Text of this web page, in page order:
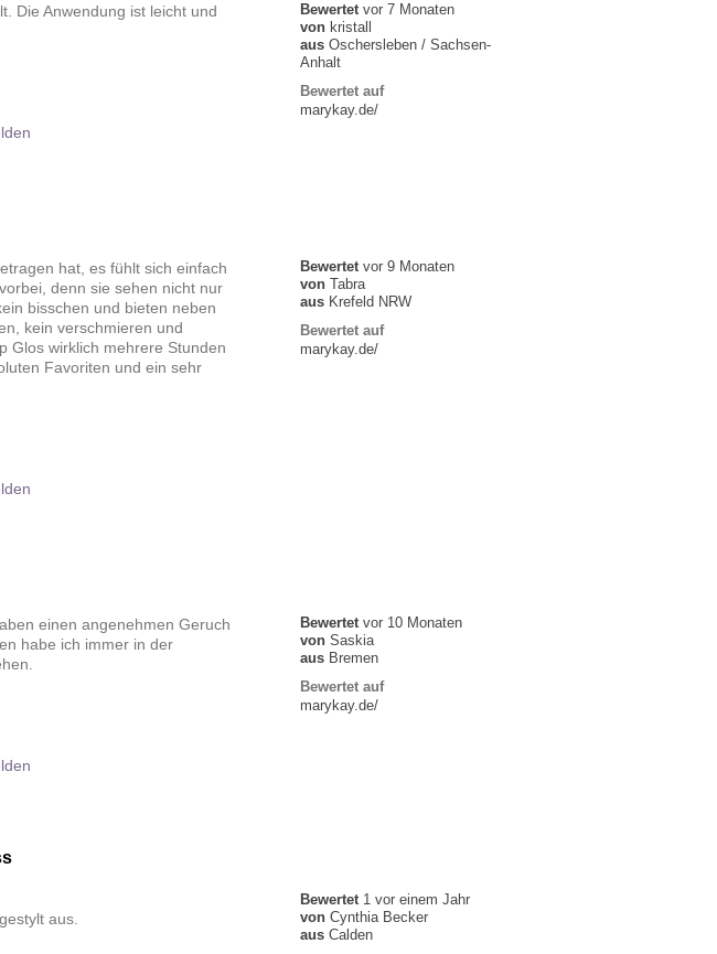
Bewertetvor 7 Monaten
von kristall
aus Oschersleben / Sachsen-
Anhalt
Bewertet auf
marykay.de/
Die Anwendung ist leicht und
Bewertetvor 9 Monaten
von Tabra
aus Krefeld NRW
Bewertet auf
marykay.de/
hat, es fühlt sich einfach
denn sie sehen nicht nur
bisschen und bieten neben
kein verschmieren und
Glos wirklich mehrere Stunden
Favoriten und ein sehr
Bewertetvor 10 Monaten
von Saskia
aus Bremen
Bewertet auf
marykay.de/
einen angenehmen Geruch
habe ich immer in der
Bewertet 1 vor einem Jahr
von Cynthia Becker
aus Calden
aus.